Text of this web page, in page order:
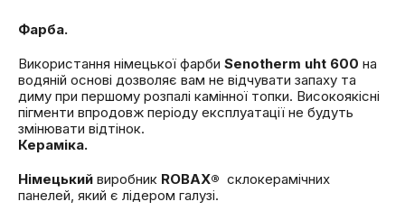
Фарба.
Використання німецької фарби Senotherm uht 600 на
водяній основі дозволяє вам не відчувати запаху та
диму при першому розпалі камінної топки. Високоякісні
пігменти впродовж періоду експлуатації не будуть
змінювати відтінок.
Кераміка.
Німецький виробник ROBAX® склокерамічних
панелей, який є лідером галузі.